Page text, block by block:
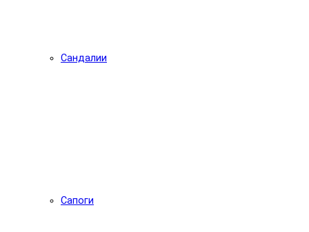
Сандалии
Сапоги